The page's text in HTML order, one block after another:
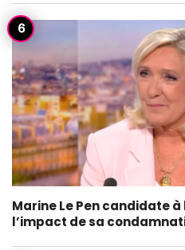
Marine Le Pen candidate
l’impact de sa